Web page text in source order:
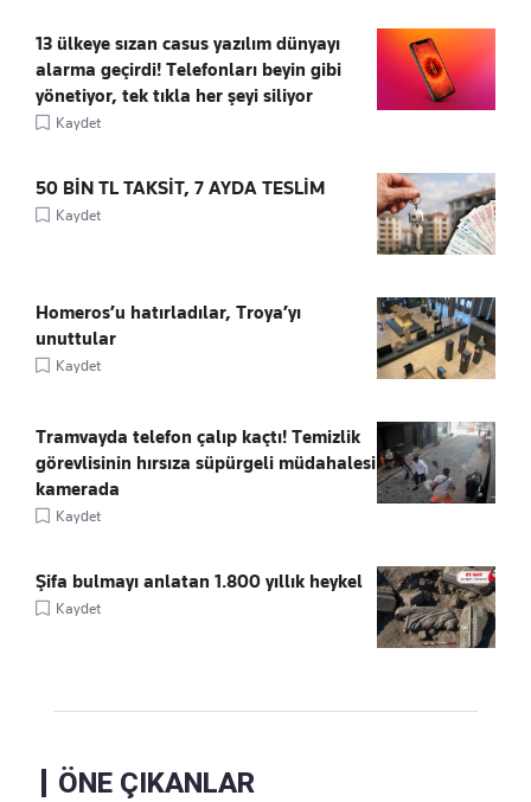
13 ülkeye sızan casus yazılım dünyayı
alarma geçirdi! Telefonları beyin gibi
yönetiyor, tek tıkla her şeyi siliyor
Kaydet
50 BİN TL TAKSİT, 7 AYDA TESLİM
Kaydet
Homeros’u hatırladılar, Troya’yı
unuttular
Kaydet
Tramvayda telefon çalıp kaçtı! Temizlik
görevlisinin hırsıza süpürgeli müdahalesi
kamerada
Kaydet
Şifa bulmayı anlatan 1.800 yıllık heykel
Kaydet
ÖNE ÇIKANLAR